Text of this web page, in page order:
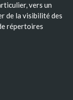
vers un
de la visibilité des
répertoires